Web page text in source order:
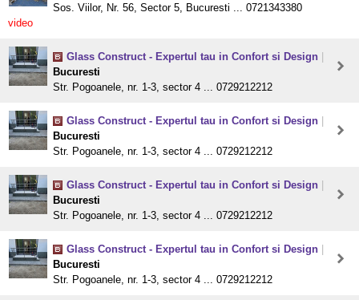
Sos. Viilor, Nr. 56, Sector 5, Bucuresti ... 0721343380
video
Glass Construct - Expertul tau in Confort si Design
Bucuresti
Str. Pogoanele, nr. 1-3, sector 4 ... 0729212212
Glass Construct - Expertul tau in Confort si Design
Bucuresti
Str. Pogoanele, nr. 1-3, sector 4 ... 0729212212
Glass Construct - Expertul tau in Confort si Design
Bucuresti
Str. Pogoanele, nr. 1-3, sector 4 ... 0729212212
Glass Construct - Expertul tau in Confort si Design
Bucuresti
Str. Pogoanele, nr. 1-3, sector 4 ... 0729212212